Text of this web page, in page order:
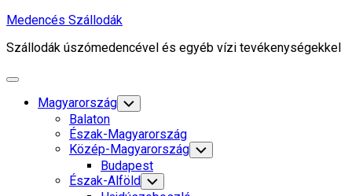
Skip
content
Medencés Szállodák
Szállodák úszómedencével és egyéb vízi tevékenységekkel
Expand
Current
Page
Parent
Magyarország Toggle
Child
Balaton
Észak-Magyarország
Közép-Magyarország Toggle
Child
Budapest
Észak-Alföld Toggle
Child